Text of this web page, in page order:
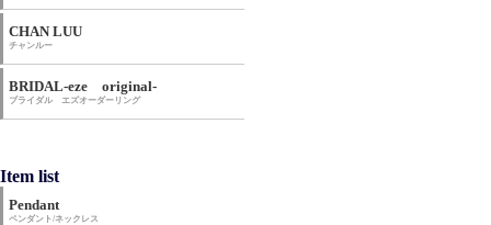
CHAN LUU
チャンルー
BRIDAL-eze original-
ブライダル エズオーダーリング
Item list
Pendant
ペンダント/ネックレス